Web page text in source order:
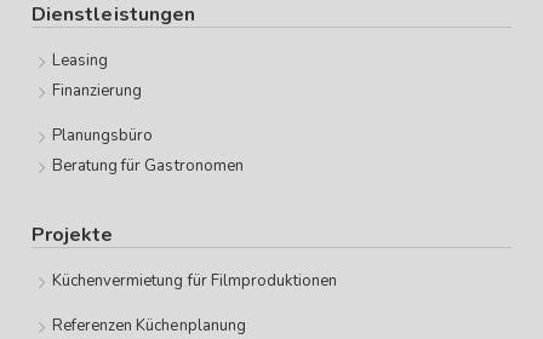
Dienstleistungen
Leasing
Finanzierung
Planungsbüro
Beratung für Gastronomen
Projekte
Küchenvermietung für Filmproduktionen
Referenzen Küchenplanung